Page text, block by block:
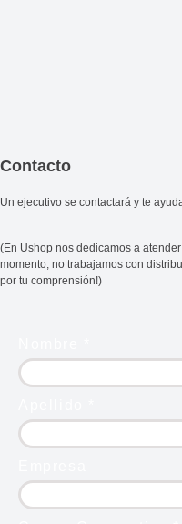
Contacto
Un ejecutivo se contactará y te
(En Ushop nos dedicamos a
momento, no trabajamos con
por tu comprensión!)